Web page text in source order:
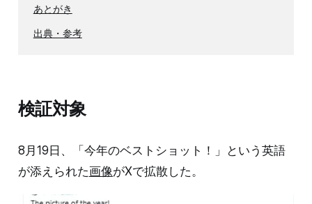
あとがき
出典・参考
検証対象
8月19日、「今年のベストショット！」という英語
が添えられた画像がXで拡散した。